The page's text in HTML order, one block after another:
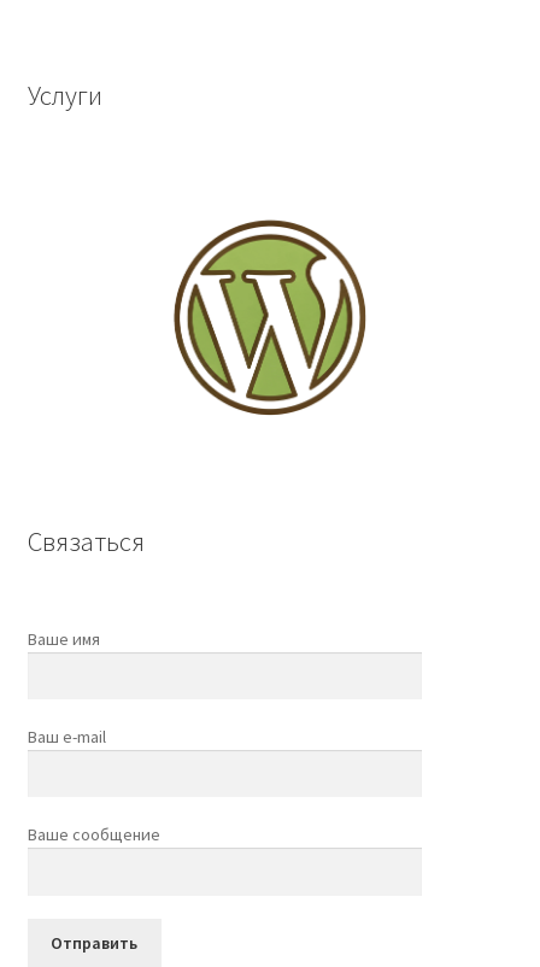
Услуги
Связаться
Ваше имя
Ваш e-mail
Ваше сообщение